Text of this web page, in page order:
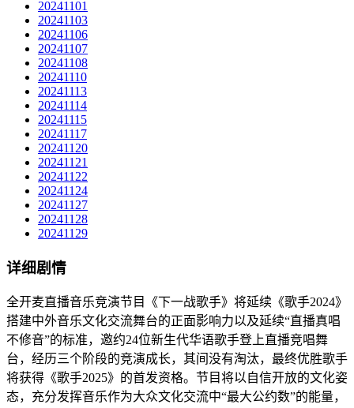
20241101
20241103
20241106
20241107
20241108
20241110
20241113
20241114
20241115
20241117
20241120
20241121
20241122
20241124
20241127
20241128
20241129
详细剧情
全开麦直播音乐竞演节目《下一战歌手》将延续《歌手2024》
搭建中外音乐文化交流舞台的正面影响力以及延续“直播真唱
不修音”的标准，邀约24位新生代华语歌手登上直播竞唱舞
台，经历三个阶段的竞演成长，其间没有淘汰，最终优胜歌手
将获得《歌手2025》的首发资格。节目将以自信开放的文化姿
态，充分发挥音乐作为大众文化交流中“最大公约数”的能量，